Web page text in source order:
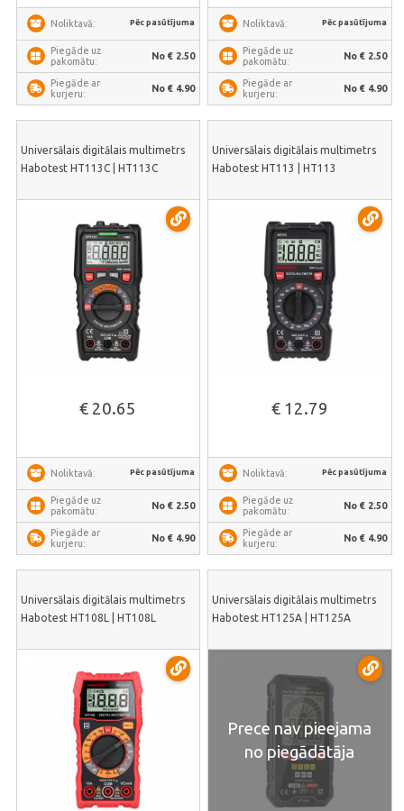
Noliktavā: Pēc pasūtījuma
Piegāde uz
pakomātu:
No € 2.50
Piegāde ar
kurjeru:
No € 4.90
Noliktavā: Pēc pasūtījuma
Piegāde uz
pakomātu:
No € 2.50
Piegāde ar
kurjeru:
No € 4.90
Universālais digitālais multimetrs
Habotest HT113C | HT113C
€ 20.65
Noliktavā: Pēc pasūtījuma
Piegāde uz
pakomātu:
No € 2.50
Piegāde ar
kurjeru:
No € 4.90
Universālais digitālais multimetrs
Habotest HT113 | HT113
€ 12.79
Noliktavā: Pēc pasūtījuma
Piegāde uz
pakomātu:
No € 2.50
Piegāde ar
kurjeru:
No € 4.90
Universālais digitālais multimetrs
Habotest HT108L | HT108L
Universālais digitālais multimetrs
Habotest HT125A | HT125A
Prece nav pieejama
no piegādātāja